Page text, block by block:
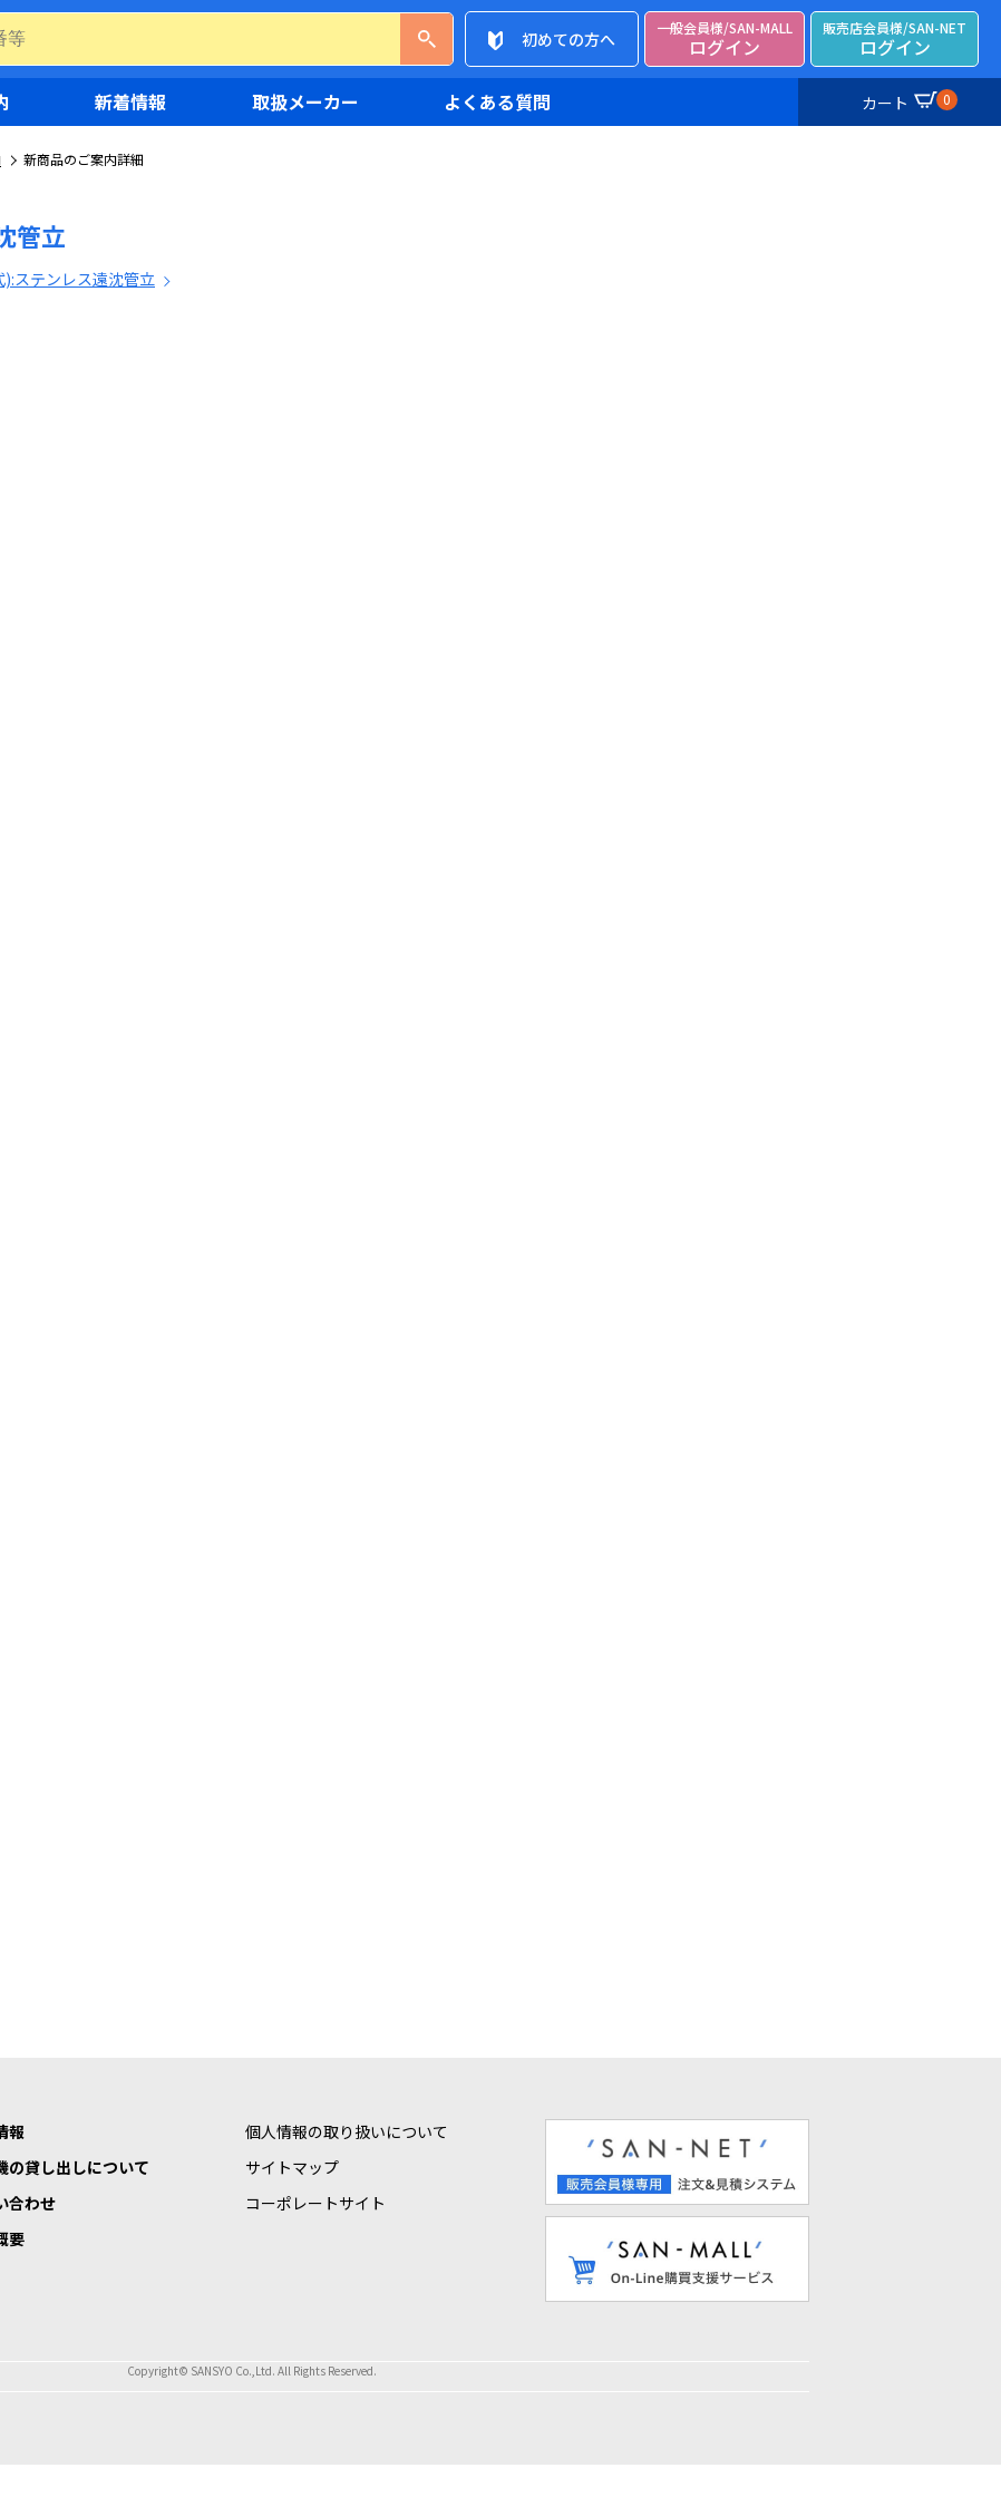
初めての方へ
一般会員様/SAN-MALL
ログイン
販売店会員様/SAN-NET
ログイン
カート 0
新着情報 取扱メーカー よくある質問
新商品のご案内詳細
管立
ステンレス遠沈管立
報
の貸し出しについて
合わせ
要
個人情報の取り扱いについて
サイトマップ
コーポレートサイト
Copyright© SANSYO Co.,Ltd. All Rights Reserved.